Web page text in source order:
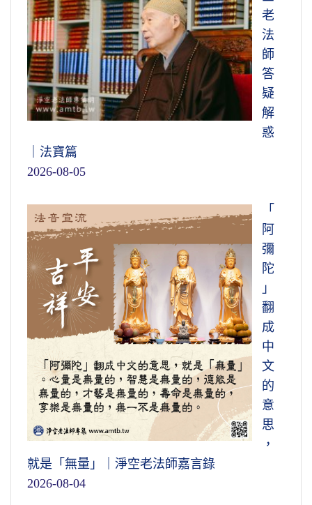
一個我念，換句話說，絕對不會起一個妄想分
別執著。這個講法還是難懂。我們今天修行都
著相，今天我念了兩部無量壽經，我念了一萬
聲佛號；明天我精進了，我念一萬二千聲佛
號，我有了進步。這些菩薩們沒有這個念頭。
古人有個比喻，古時候的比喻，大概現在
在大陸上還有，用風船，我們叫帆船，用帆船
做比喻。初學佛的人，用功精進就像帆船帆懸
滿的時候，風吹得船走得很快，你看得見在那
要把帆收掉，速度減緩。距岸還有一段距離，
這個時候用竹竿，用竹竿撐船；用竹竿撐船，
不用帆。
可是這個船快要接近岸邊，那個竹竿也不
要了，統統放下，這個船緩慢自自然然往岸上
靠，那一段叫無功用道，諸位去體會這個意
思。圓教初住以上菩薩，也就是法身大士，他
們用功就像船接近岸，那個竿也放下了，自自
然然往前去。所以此處用不得力，是這樣的境
界，真實的清淨心。那種法身大士的用功跟我
們不一樣，我們有情執，他沒有情執。
「解漸漸開」，解漸漸開是講開悟。開悟
的樣子，我們必須要知道。否則的話，自己懂
下，阿彌陀佛來接引你，你才順利跟佛走了。
只要有一樁事情放不下，佛對你也沒有辦
法，那就等以後的機會。什麼機會？什麼時候
放下，機會就成熟了。你現在放下，現在機會
就成熟了。往生不難，西方極樂世界隨時可以
。我
現在身體還很健康，現在放下現在就走，那個
走得才真叫自在瀟灑。你為什麼去不了？想想
那就沒法子了，那只好搞六道輪迴，這非常非
常要緊。
所以它是一切眾生同具，「十方三世佛，
共同一法身」，就是說這樁事情。三世佛是講
過去、現在、未來，所有一切眾生是未來佛。
《華嚴經》上講的，「情與無情，同圓種
智」，也是這個意思，因為它是同一個體。所
以諸佛菩薩破無明、見了法身，這個時候所謂
是「無緣大慈，同體大悲」。無緣，用現代的
話來講，無條件。佛菩薩幫助一切眾生，愛護
一切眾生，照顧一切眾生，沒有條件的。為什
麼無條件？因為同體，他有什麼條件！所以叫
同體大悲、無緣大慈。
老
法
師
答
疑
解
惑
｜法寶篇
2026-08-05
「
阿
彌
陀
」
翻
成
中
文
的
意
思
，
就是「無量」｜淨空老法師嘉言錄
2026-08-04